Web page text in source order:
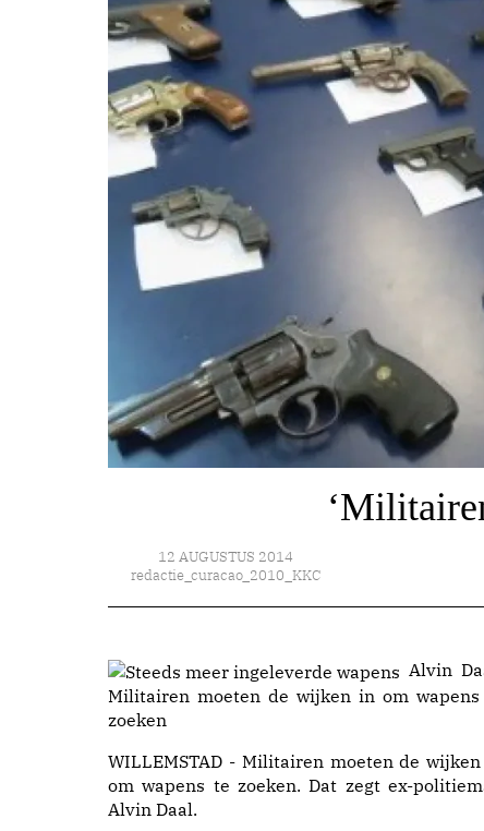
12 AUGUSTUS 2014
redactie_curacao_2010_KKC
Alvin
Militairen moeten de wijken in om wapens
zoeken
WILLEMSTAD - Militairen moeten de
om wapens te zoeken. Dat zegt ex-
Alvin Daal.